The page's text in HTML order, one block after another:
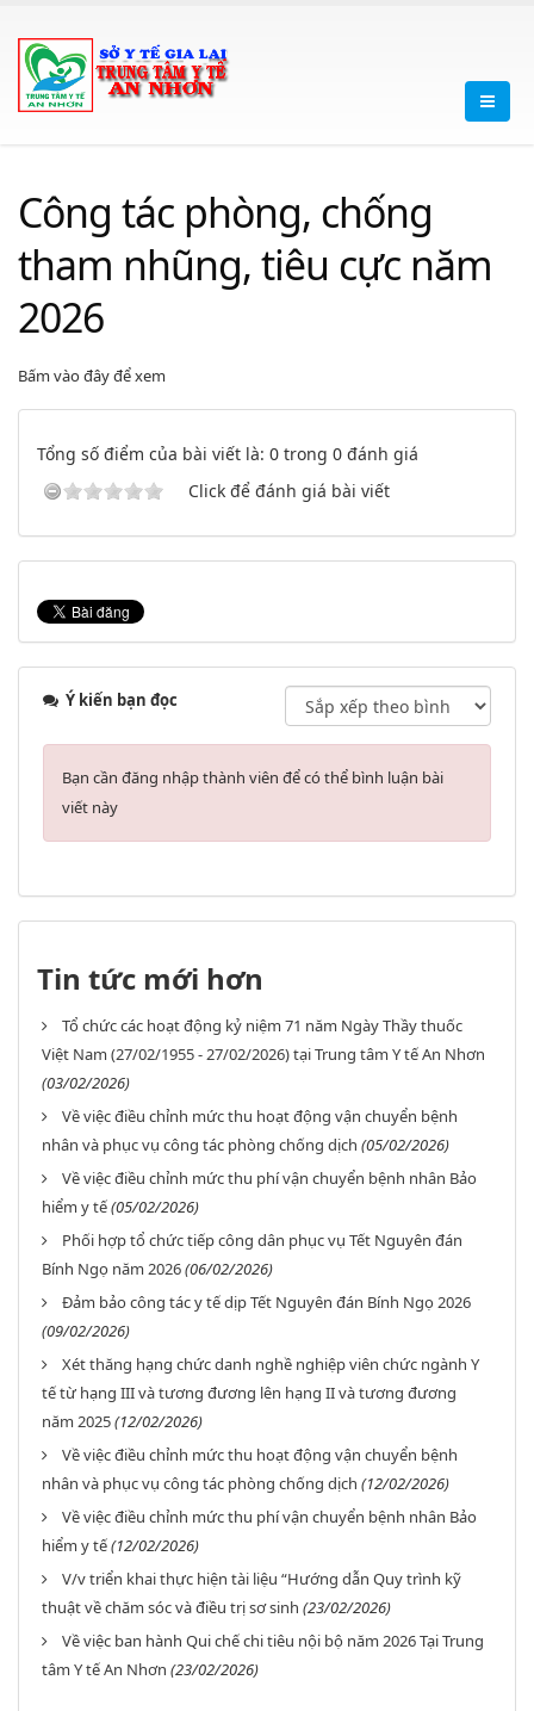
Công tác phòng, chống
tham nhũng, tiêu cực năm
2026
Bấm vào đây để xem
Tổng số điểm của bài viết là: 0 trong 0 đánh giá
Click để đánh giá bài viết
Ý kiến bạn đọc
Bạn cần đăng nhập thành viên để có thể bình luận bài
viết này
Tin tức mới hơn
Tổ chức các hoạt động kỷ niệm 71 năm Ngày Thầy thuốc
Việt Nam (27/02/1955 - 27/02/2026) tại Trung tâm Y tế An Nhơn
(03/02/2026)
Về việc điều chỉnh mức thu hoạt động vận chuyển bệnh
nhân và phục vụ công tác phòng chống dịch (05/02/2026)
Về việc điều chỉnh mức thu phí vận chuyển bệnh nhân Bảo
hiểm y tế(05/02/2026)
Phối hợp tổ chức tiếp công dân phục vụ Tết Nguyên đán
Bính Ngọ năm 2026(06/02/2026)
Đảm bảo công tác y tế dịp Tết Nguyên đán Bính Ngọ 2026
(09/02/2026)
Xét thăng hạng chức danh nghề nghiệp viên chức ngành Y
tế từ hạng III và tương đương lên hạng II và tương đương
năm 2025(12/02/2026)
Về việc điều chỉnh mức thu hoạt động vận chuyển bệnh
nhân và phục vụ công tác phòng chống dịch (12/02/2026)
Về việc điều chỉnh mức thu phí vận chuyển bệnh nhân Bảo
hiểm y tế(12/02/2026)
V/v triển khai thực hiện tài liệu “Hướng dẫn Quy trình kỹ
thuật về chăm sóc và điều trị sơ sinh (23/02/2026)
Về việc ban hành Qui chế chi tiêu nội bộ năm 2026 Tại Trung
tâm Y tế An Nhơn (23/02/2026)